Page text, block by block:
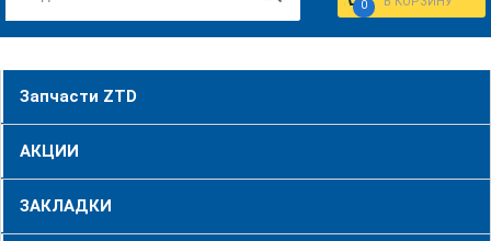
0
Запчасти ZTD
АКЦИИ
ЗАКЛАДКИ